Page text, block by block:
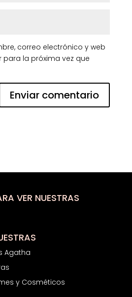
correo electrónico y web
la próxima vez que
VER NUESTRAS
Agatha
y Cosméticos